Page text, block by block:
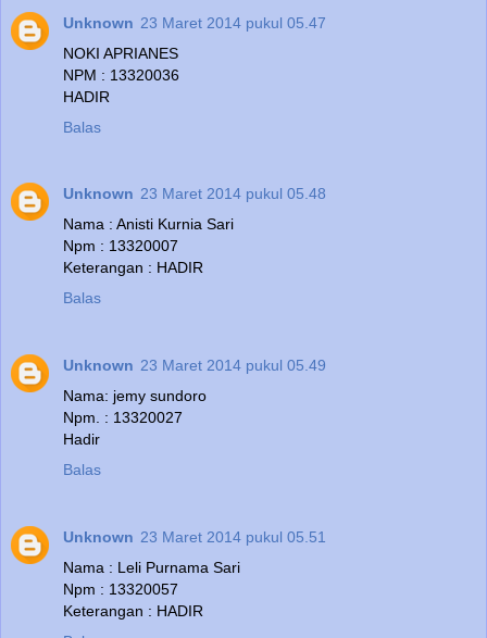
Unknown 23 Maret 2014 pukul 05.47
NOKI APRIANES
NPM : 13320036
HADIR
Balas
Unknown 23 Maret 2014 pukul 05.48
Nama : Anisti Kurnia Sari
Npm : 13320007
Keterangan : HADIR
Balas
Unknown 23 Maret 2014 pukul 05.49
Nama: jemy sundoro
Npm. : 13320027
Hadir
Balas
Unknown 23 Maret 2014 pukul 05.51
Nama : Leli Purnama Sari
Npm : 13320057
Keterangan : HADIR